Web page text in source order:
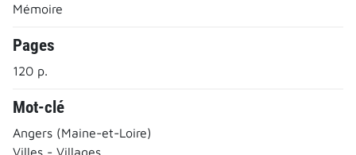
Mémoire
Pages
120 p.
Mot-clé
Angers (Maine-et-Loire)
Villes - Villages